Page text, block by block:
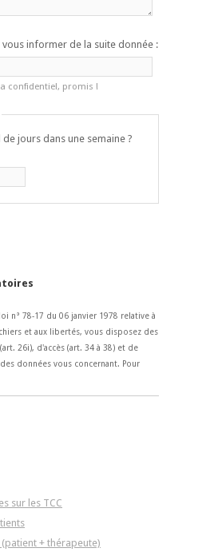
informer de la suite donnée :
confidentiel, promis !
jours dans une semaine ?
n° 78-17 du 06 janvier 1978 relative à
et aux libertés, vous disposez des
26i), d'accès (art. 34 à 38) et de
données vous concernant. Pour
sur les TCC
(patient + thérapeute)